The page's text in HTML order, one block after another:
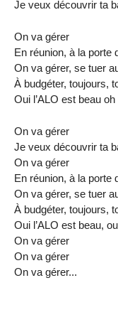
Je veux découvrir ta
On va gérer
En réunion, à la porte
On va gérer, se tuer
À budgéter, toujours,
Oui l’ALO est beau
On va gérer
Je veux découvrir ta
On va gérer
En réunion, à la porte
On va gérer, se tuer
À budgéter, toujours,
Oui l’ALO est beau,
On va gérer
On va gérer
On va gérer...